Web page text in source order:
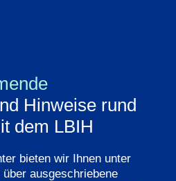
Hinweise rund
dem LBIH
bieten wir Ihnen unter
ausgeschriebene